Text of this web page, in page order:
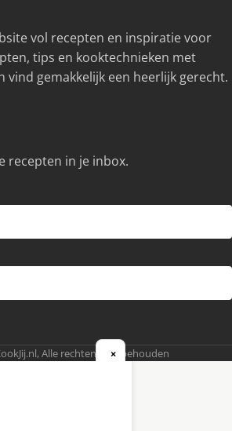
vol recepten en inspiratie voor
tips en kooktechnieken met
vind gemakkelijk een heerlijk gerecht.
recepten in je inbox.
Alle rechten voorbehouden
×